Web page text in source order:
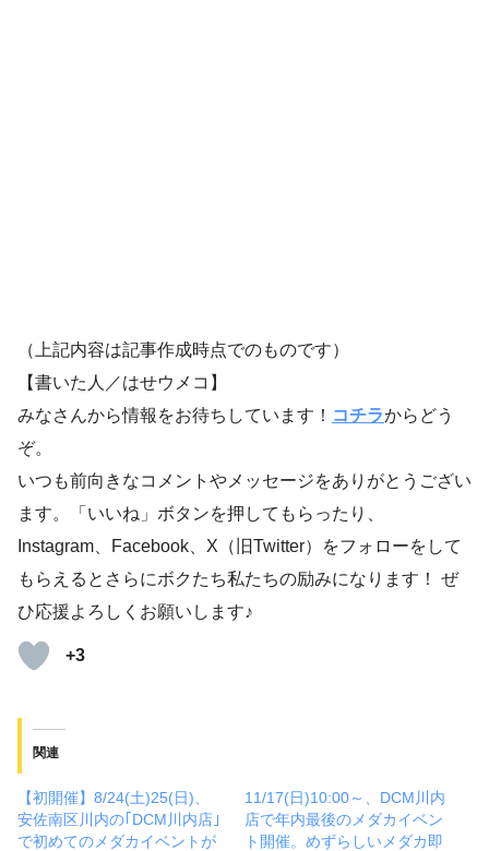
（上記内容は記事作成時点でのものです）
【書いた人／はせウメコ】
みなさんから情報をお待ちしています！ コチラからどう
ぞ。
いつも前向きなコメントやメッセージをありがとうござい
ます。「いいね」ボタンを押してもらったり、
Instagram、Facebook、X（旧Twitter）をフォローをして
もらえるとさらにボクたち私たちの励みになります！ ぜ
ひ応援よろしくお願いします♪
+3
関連
【初開催】8/24(土)25(日)、
安佐南区川内の｢DCM川内店｣
で初めてのメダカイベントが
11/17(日)10:00～、DCM川内
店で年内最後のメダカイベン
ト開催。めずらしいメダカ即